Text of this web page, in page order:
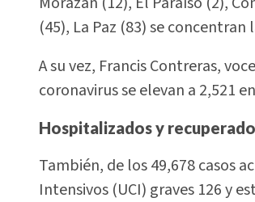
(45), La Paz (83) se concentran
A su vez, Francis Contreras,
coronavirus se elevan a 2,521
Hospitalizados y
También, de los 49,678 casos
Intensivos (UCI) graves 126 y